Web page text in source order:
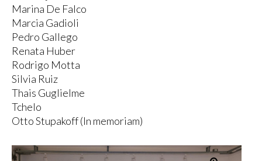
Marina De Falco
Marcia Gadioli
Pedro Gallego
Renata Huber
Rodrigo Motta
Silvia Ruiz
Thais Guglielme
Tchelo
Otto Stupakoff (In memoriam)